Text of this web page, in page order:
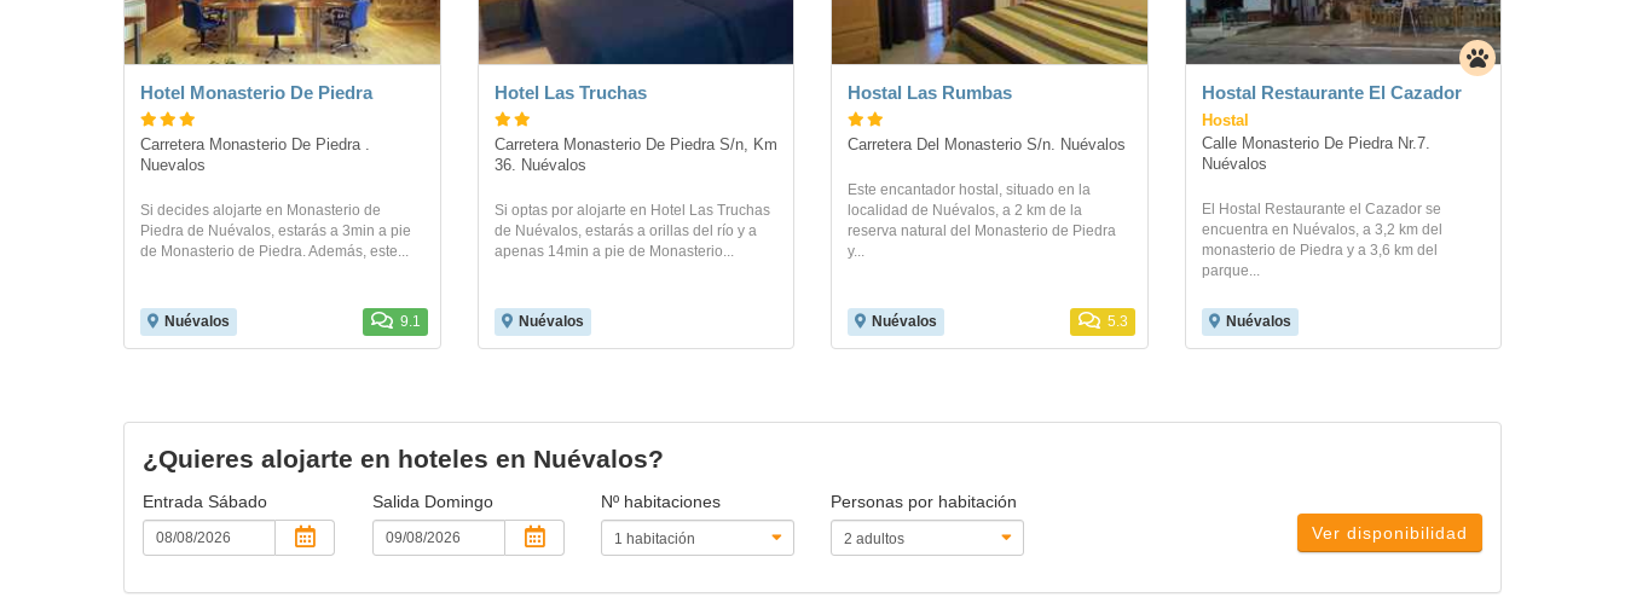
Hotel Monasterio De Piedra
Carretera Monasterio De Piedra .
Nuevalos
Si decides alojarte en Monasterio de
Piedra de Nuévalos, estarás a 3min a pie
de Monasterio de Piedra. Además, este...
Nuévalos 9.1
Hotel Las Truchas
Carretera Monasterio De Piedra S/n, Km
36. Nuévalos
Si optas por alojarte en Hotel Las Truchas
de Nuévalos, estarás a orillas del río y a
apenas 14min a pie de Monasterio...
Nuévalos
Hostal Las Rumbas
Carretera Del Monasterio S/n. Nuévalos
Este encantador hostal, situado en la
localidad de Nuévalos, a 2 km de la
reserva natural del Monasterio de Piedra
y...
Nuévalos 5.3
Hostal Restaurante El Cazador
Hostal
Calle Monasterio De Piedra Nr.7.
Nuévalos
El Hostal Restaurante el Cazador se
encuentra en Nuévalos, a 3,2 km del
monasterio de Piedra y a 3,6 km del
parque...
Nuévalos
¿Quieres alojarte en hoteles en Nuévalos?
Entrada Sábado Salida Domingo Nº habitaciones
Personas por habitación
Ver disponibilidad